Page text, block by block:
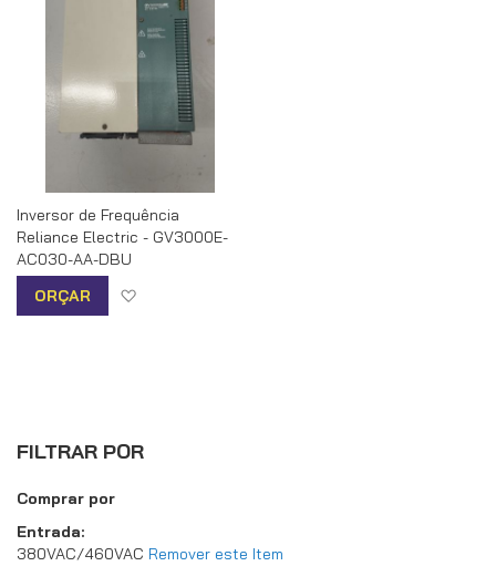
Inversor de Frequência
Reliance Electric - GV3000E-
AC030-AA-DBU
ORÇAR
FILTRAR POR
Comprar por
Entrada
380VAC/460VAC Remover este Item